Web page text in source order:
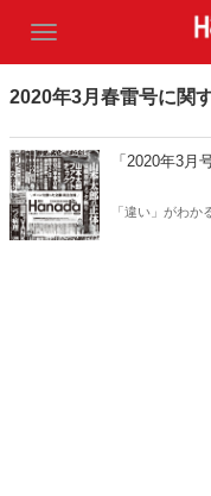
2020年3月春雷号に関
「2020年3月
「違い」がわか